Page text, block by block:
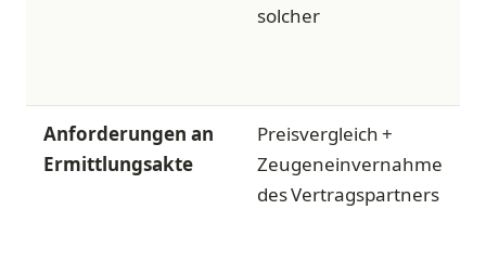
solcher
Anforderungen an
Ermittlungsakte
Preisvergleich +
Zeugeneinvernahme
des Vertragspartners